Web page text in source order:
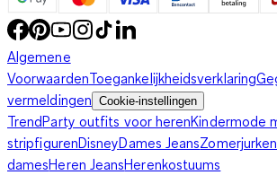
Algemene
VoorwaardenToegankelijkheidsverklaring
vermeldingen Cookie-instellingen
TrendParty outfits voor herenKindermode
stripfigurenDisneyDames JeansZomerjurken
damesHeren JeansHerenkostuums